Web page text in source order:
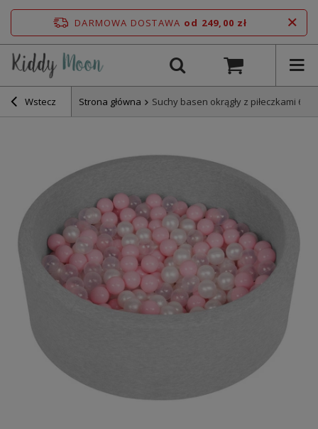
DARMOWA DOSTAWA od 249,00 zł
Wstecz Strona główna Suchy basen okrągły z piłeczkami